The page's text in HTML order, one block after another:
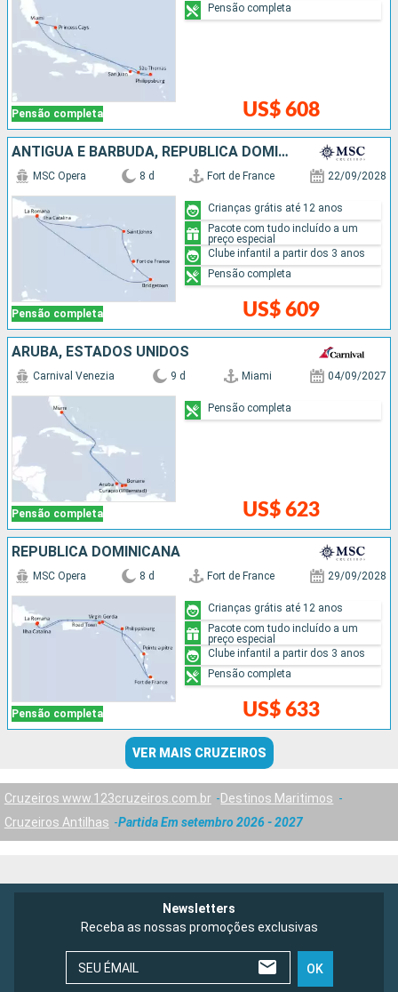
Pensão completa US$ 608
Pensão completa
ANTIGUA E BARBUDA, REPUBLICA DOMINICANA, BARBADOS
Pensão completa
MSC Opera 8 d Fort de France 22/09/2028
US$ 609
Crianças grátis até 12 anos
Pacote com tudo incluído a um
preço especial
Clube infantil a partir dos 3 anos
Pensão completa
ARUBA, ESTADOS UNIDOS
Pensão completa
Carnival Venezia 9 d Miami 04/09/2027
US$ 623
Pensão completa
REPUBLICA DOMINICANA
Pensão completa
MSC Opera 8 d Fort de France 29/09/2028
US$ 633
Crianças grátis até 12 anos
Pacote com tudo incluído a um
preço especial
Clube infantil a partir dos 3 anos
Pensão completa
VER MAIS CRUZEIROS
Cruzeiros www.123cruzeiros.com.br
Destinos Maritimos
Cruzeiros Antilhas
Partida Em setembro 2026 - 2027
Newsletters
Receba as nossas promoções exclusivas
SEU ÉMAIL OK